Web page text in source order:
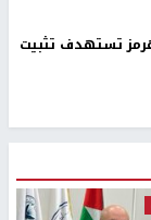
تستهدف تثبيت